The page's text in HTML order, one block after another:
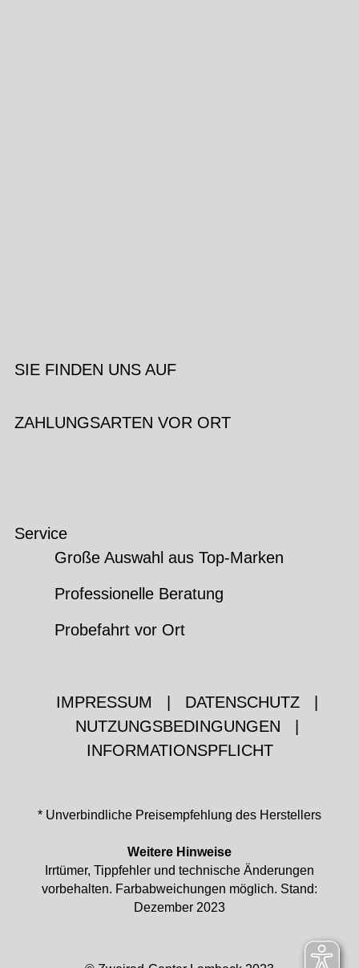
SIE FINDEN UNS AUF
ZAHLUNGSARTEN VOR ORT
Service
Große Auswahl aus Top-Marken
Professionelle Beratung
Probefahrt vor Ort
IMPRESSUM DATENSCHUTZ
NUTZUNGSBEDINGUNGEN
INFORMATIONSPFLICHT
* Unverbindliche Preisempfehlung des Herstellers
Weitere Hinweise
Irrtümer, Tippfehler und technische Änderungen
vorbehalten. Farbabweichungen möglich. Stand:
Dezember 2023